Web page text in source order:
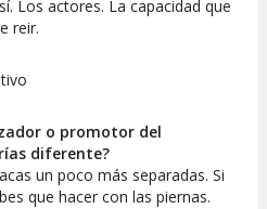
Los actores. La capacidad que
reir.
o promotor del
diferente?
un poco más separadas. Si
que hacer con las piernas.